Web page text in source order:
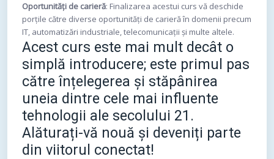
Oportunități de carieră: Finalizarea acestui curs vă deschide
porțile către diverse oportunități de carieră în domenii precum
IT, automatizări industriale, telecomunicații și multe altele.
Acest curs este mai mult decât o
simplă introducere; este primul pas
către înțelegerea și stăpânirea
uneia dintre cele mai influente
tehnologii ale secolului 21.
Alăturați-vă nouă și deveniți parte
din viitorul conectat!